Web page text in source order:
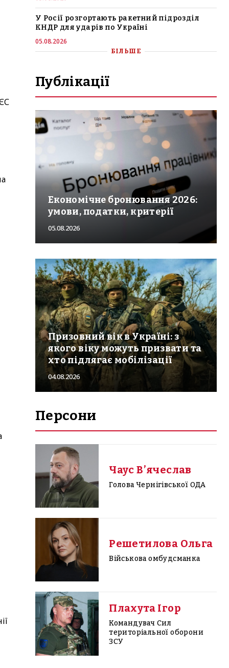
У Росії розгортають ракетний підрозділ
КНДР для ударів по Україні
05.08.2026
БІЛЬШЕ
Публікації
Економічне бронювання 2026:
умови, податки, критерії
05.08.2026
Призовний вік в Україні: з
якого віку можуть призвати та
хто підлягає мобілізації
04.08.2026
Персони
Чаус Вʼячеслав
Голова Чернігівської ОДА
Решетилова Ольга
Військова омбудсманка
Плахута Ігор
Командувач Сил
територіальної оборони
ЗСУ